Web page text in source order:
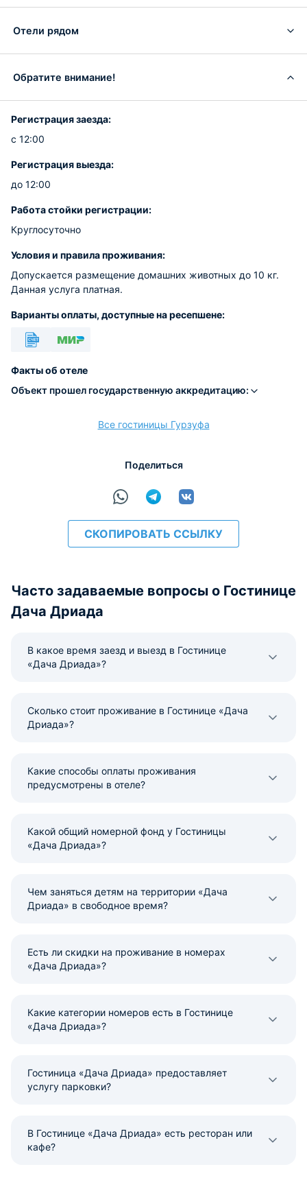
Отели рядом
Обратите внимание!
Регистрация заезда:
с 12:00
Регистрация выезда:
до 12:00
Работа стойки регистрации:
Круглосуточно
Условия и правила проживания:
Допускается размещение домашних животных до 10 кг.
Данная услуга платная.
Варианты оплаты, доступные на ресепшене:
Факты об отеле
Объект прошел государственную аккредитацию:
Все гостиницы Гурзуфа
Поделиться
СКОПИРОВАТЬ ССЫЛКУ
Часто задаваемые вопросы о Гостинице
Дача Дриада
В какое время заезд и выезд в Гостинице
«Дача Дриада»?
Сколько стоит проживание в Гостинице «Дача
Дриада»?
Какие способы оплаты проживания
предусмотрены в отеле?
Какой общий номерной фонд у Гостиницы
«Дача Дриада»?
Чем заняться детям на территории «Дача
Дриада» в свободное время?
Есть ли скидки на проживание в номерах
«Дача Дриада»?
Какие категории номеров есть в Гостинице
«Дача Дриада»?
Гостиница «Дача Дриада» предоставляет
услугу парковки?
В Гостинице «Дача Дриада» есть ресторан или
кафе?